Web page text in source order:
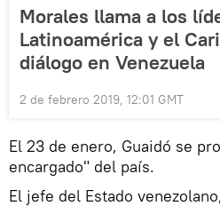
Morales llama a los
Latinoamérica y el
diálogo en Venezuela
2 de febrero 2019, 12:01 GMT
El 23 de enero, Guaidó se
encargado" del país.
El jefe del Estado